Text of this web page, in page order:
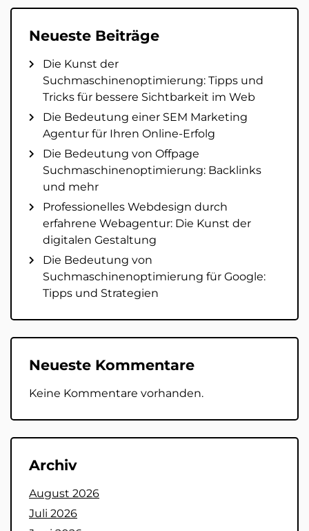
Neueste Beiträge
Die Kunst der
Suchmaschinenoptimierung: Tipps und
Tricks für bessere Sichtbarkeit im Web
Die Bedeutung einer SEM Marketing
Agentur für Ihren Online-Erfolg
Die Bedeutung von Offpage
Suchmaschinenoptimierung: Backlinks
und mehr
Professionelles Webdesign durch
erfahrene Webagentur: Die Kunst der
digitalen Gestaltung
Die Bedeutung von
Suchmaschinenoptimierung für Google:
Tipps und Strategien
Neueste Kommentare
Keine Kommentare vorhanden.
Archiv
August 2026
Juli 2026